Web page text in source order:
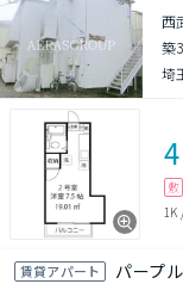
西
築
埼
4
敷
1K
賃貸アパート パープ